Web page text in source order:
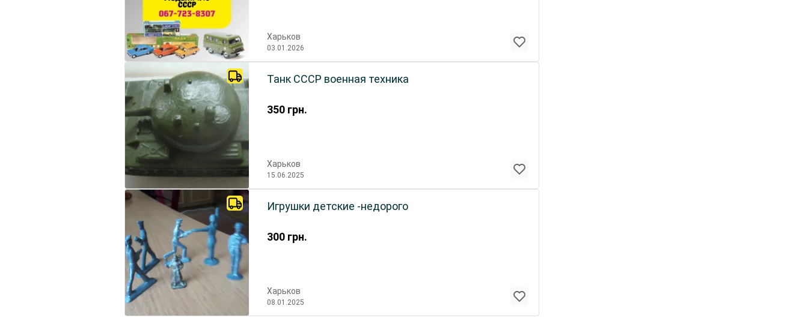
Харьков
03.01.2026
350 грн.
Танк СССР военная техника
Харьков
15.06.2025
300 грн.
Игрушки детские -недорого
Харьков
08.01.2025